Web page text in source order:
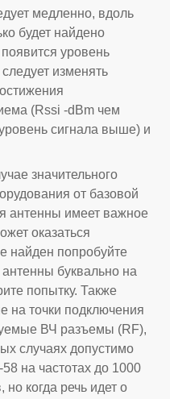
медленно, вдоль
будет найдено
уровень
изменять
(Rssi -dBm чем
сигнала выше) и
значительного
от базовой
антенны имеет важное
оказаться
найден попробуйте
буквально на
попытку. Также
на точки подключения
ВЧ разъемы (RF),
случаях допустимо
на частотах до 1000
когда речь идет о